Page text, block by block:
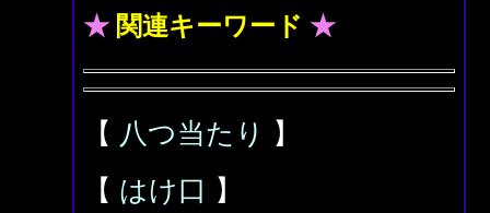
★ 関連キーワード ★
【 八つ当たり
】
【 はけ口 】